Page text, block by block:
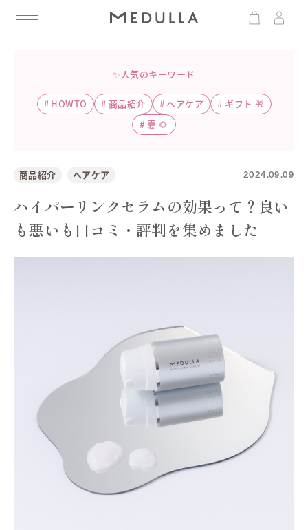
✨人気のキーワード
# HOWTO # 商品紹介 # ヘアケア # ギフト 🎁
# 夏 🌻
商品紹介 ヘアケア 2024.09.09
ハイパーリンクセラムの効果って？良い
も悪いも口コミ・評判を集めました